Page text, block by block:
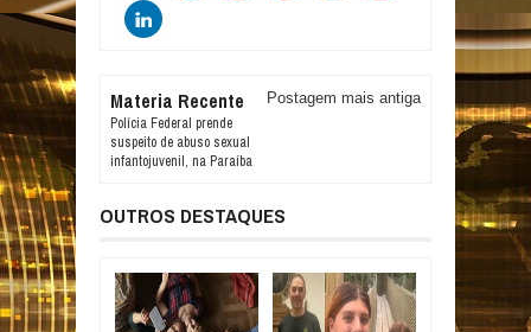
Materia Recente
Polícia Federal prende
suspeito de abuso sexual
infantojuvenil, na Paraíba
Postagem mais antiga
OUTROS DESTAQUES